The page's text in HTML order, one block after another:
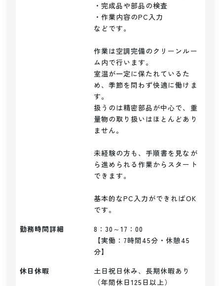
・完成品や部品の検査
・作業内容のPC入力
などです。
作業は空調完備のクリーンルー
ム内で行います。
室温が一定に保たれているた
め、季節を問わず快適に働けま
す。
扱うのは精密部品が中心で、重
量物の取り扱いはほとんどあり
ません。
未経験の方も、手順書を見なが
ら進められる作業からスタート
できます。
基本的なPC入力ができればOK
勤務時間詳細
8：30～17：00
【実働：7時間45分・休憩45
分】
休日休暇
土日祝日休み、長期休暇あり
（年間休日125日以上）